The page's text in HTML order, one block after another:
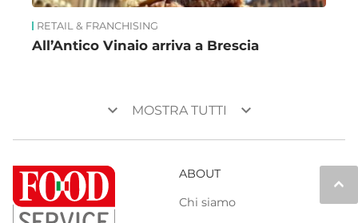
RETAIL & FRANCHISING
All’Antico Vinaio arriva a Brescia
keyboard_arrow_down MOSTRA TUTTI keyboard_arrow_down
keyboard_arrow_up
ABOUT
Chi siamo